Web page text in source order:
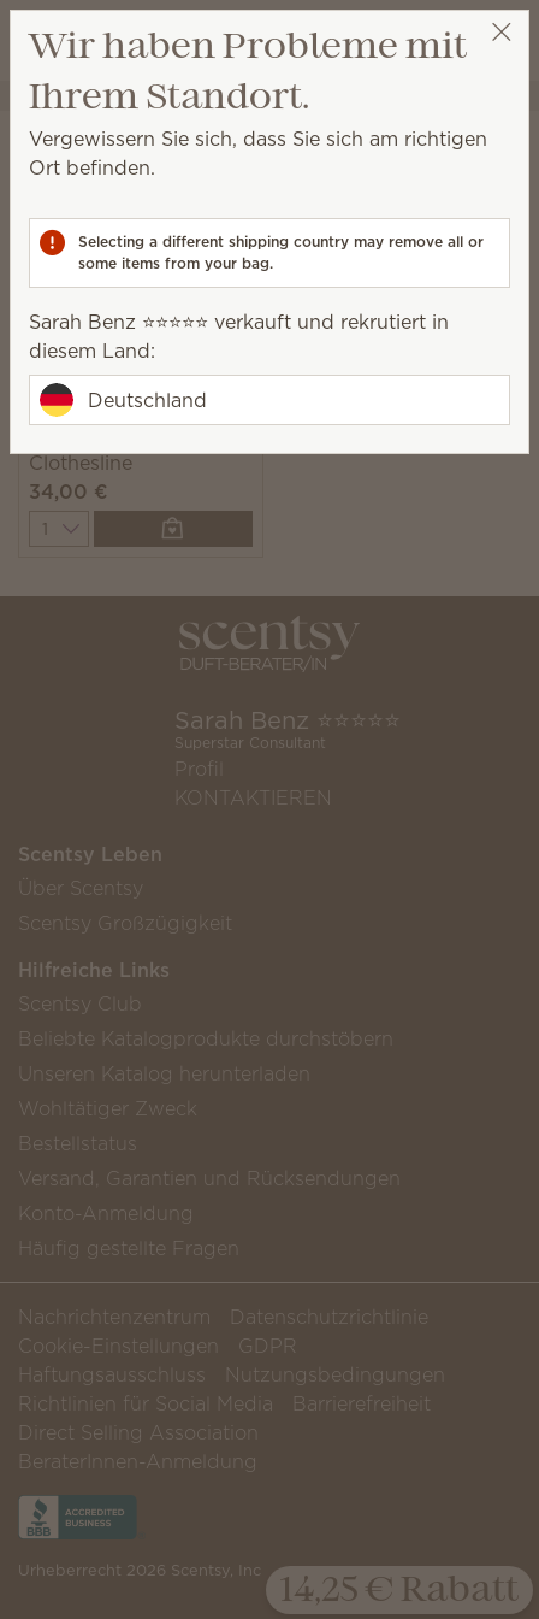
Wunschliste
Warenkorb
Sarah Benz ⭐️⭐️⭐️⭐️⭐️ Party auswählen
Scentsy Suds
Scentsy Suds
Waschmittelblätter mit herrlich frischem Duft, die Sie
ganz einfach in Ihre Waschmaschine legen.
1 Ergebnis
Filter Relevanz
Scentsy Suds
Clothesline
34,00 €
Quantity
Sarah Benz ⭐️⭐️⭐️⭐️⭐️
Superstar Consultant
Profil
KONTAKTIEREN
Scentsy Leben
Über Scentsy
Scentsy Großzügigkeit
Hilfreiche Links
Scentsy Club
Beliebte Katalogprodukte durchstöbern
Unseren Katalog herunterladen
Wohltätiger Zweck
Bestellstatus
Versand, Garantien und Rücksendungen
Konto-Anmeldung
Häufig gestellte Fragen
Nachrichtenzentrum
Datenschutzrichtlinie
Cookie-Einstellungen
GDPR
Haftungsausschluss
Nutzungsbedingungen
Richtlinien für Social Media
Barrierefreiheit
Direct Selling Association
BeraterInnen-Anmeldung
Urheberrecht 2026 Scentsy, Inc
14,25 € Rabatt
Wir haben Probleme mit
Ihrem Standort.
Vergewissern Sie sich, dass Sie sich am richtigen
Ort befinden.
Selecting a different shipping country may remove all or
some items from your bag.
Sarah Benz ⭐️⭐️⭐️⭐️⭐️ verkauft und rekrutiert in
diesem Land:
Deutschland